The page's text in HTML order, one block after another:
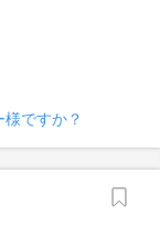
ですか？